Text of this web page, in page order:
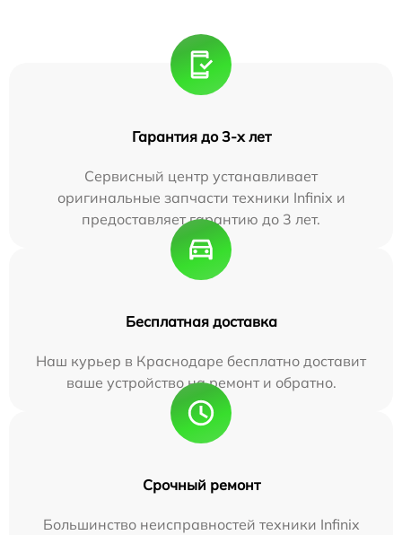
Гарантия до 3-х лет
Сервисный центр устанавливает
оригинальные запчасти техники Infinix и
предоставляет гарантию до 3 лет.
Бесплатная доставка
Наш курьер в Краснодаре бесплатно доставит
ваше устройство на ремонт и обратно.
Срочный ремонт
Большинство неисправностей техники Infinix